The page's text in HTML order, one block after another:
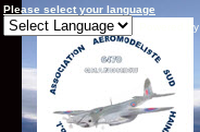
Please select your language
Powered by